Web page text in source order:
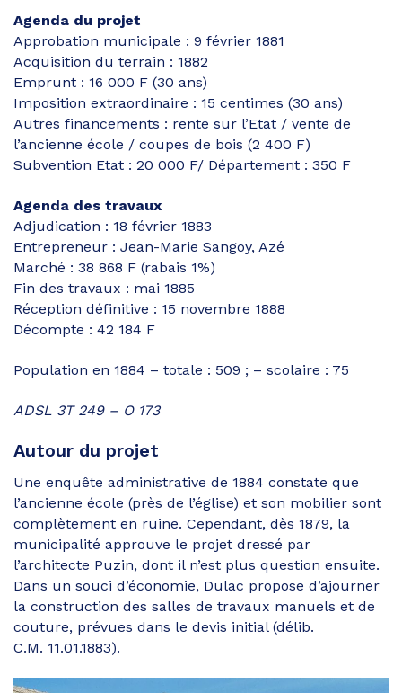
Agenda du projet
Approbation municipale : 9 février 1881
Acquisition du terrain : 1882
Emprunt : 16 000 F (30 ans)
Imposition extraordinaire : 15 centimes (30 ans)
Autres financements : rente sur l’Etat / vente de
l’ancienne école / coupes de bois (2 400 F)
Subvention Etat : 20 000 F/ Département : 350 F
Agenda des travaux
Adjudication : 18 février 1883
Entrepreneur : Jean-Marie Sangoy, Azé
Marché : 38 868 F (rabais 1%)
Fin des travaux : mai 1885
Réception définitive : 15 novembre 1888
Décompte : 42 184 F
Population en 1884 – totale : 509 ; – scolaire : 75
ADSL 3T 249 – O 173
Autour du projet
Une enquête administrative de 1884 constate que
l’ancienne école (près de l’église) et son mobilier sont
complètement en ruine. Cependant, dès 1879, la
municipalité approuve le projet dressé par
l’architecte Puzin, dont il n’est plus question ensuite.
Dans un souci d’économie, Dulac propose d’ajourner
la construction des salles de travaux manuels et de
couture, prévues dans le devis initial (délib.
C.M. 11.01.1883).